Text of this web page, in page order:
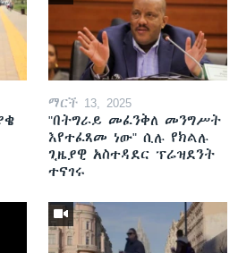
ማርች 13, 2025
"በትግራይ መፈንቅለ መንግሥት
እየተፈጸመ ነው" ሲሉ የክልሉ
ጊዜያዊ አስተዳደር ፕሬዝደንት
ተናገሩ